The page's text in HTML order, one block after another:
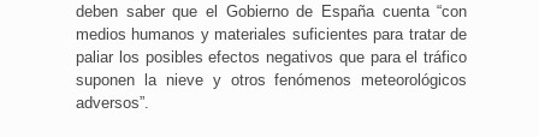
deben saber que el Gobierno de España cuenta “con
medios humanos y materiales suficientes para tratar de
paliar los posibles efectos negativos que para el tráfico
suponen la nieve y otros fenómenos meteorológicos
adversos”.